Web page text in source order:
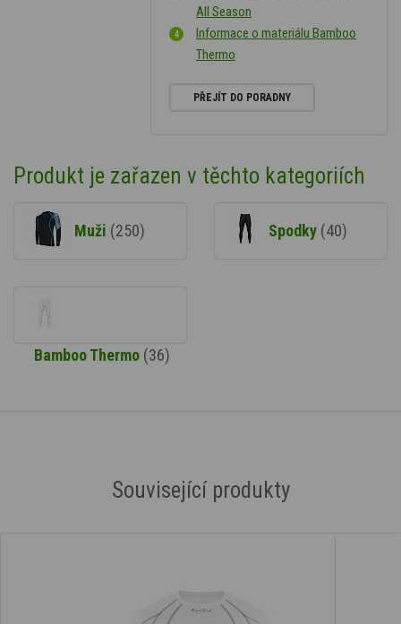
All Season
Informace o materiálu Bamboo
Thermo
PŘEJÍT DO PORADNY
Produkt je zařazen v těchto kategoriích
Muži (250) Spodky (40)
Bamboo Thermo (36)
Související produkty